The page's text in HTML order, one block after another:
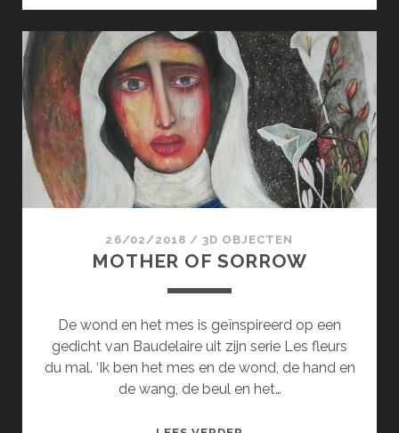
IN
DE
BLOEMEN
26/02/2018 /3D OBJECTEN
MOTHER OF SORROW
De wond en het mes is geïnspireerd op een
gedicht van Baudelaire uit zijn serie Les fleurs
du mal. ‘Ik ben het mes en de wond, de hand en
de wang, de beul en het…